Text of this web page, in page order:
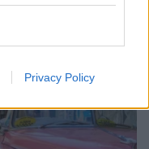
Privacy Policy